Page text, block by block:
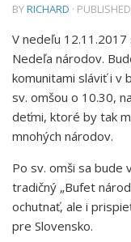
BYRICHARD · PUBLISHED
V nedeľu 12.11.2017
Nedeľa národov.
komunitami sláviť i v
sv. omšou o 10.30,
deťmi, ktoré by tak
mnohých národov.
Po sv. omši sa bude
tradičný „Bufet
ochutnať, ale i
pre Slovensko.